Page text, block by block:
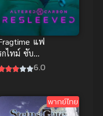
แฟ
กไทม์ ซับ
ทย
6.0
พากย์ไทย